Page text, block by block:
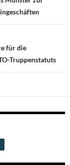
für die
Truppenstatuts